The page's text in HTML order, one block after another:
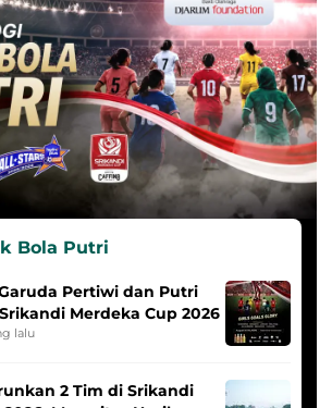
Bola Putri
Pertiwi dan Putri
Merdeka Cup 2026
lalu
2 Tim di Srikandi